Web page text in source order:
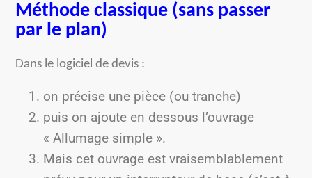
Méthode classique (sans passer
par le plan)
Dans le logiciel de devis :
on précise une pièce (ou tranche)
puis on ajoute en dessous l’ouvrage
« Allumage simple ».
Mais cet ouvrage est vraisemblablement